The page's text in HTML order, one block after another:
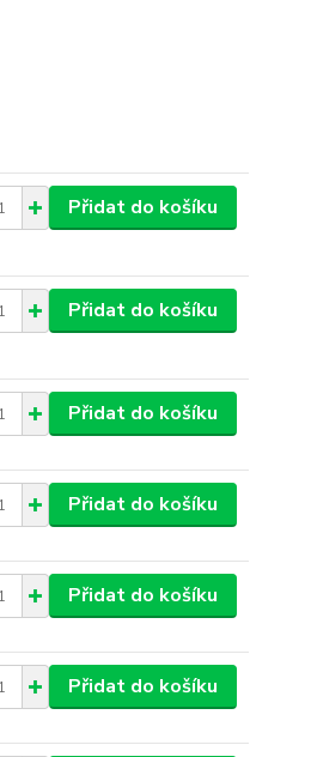
Přidat do košíku
Přidat do košíku
Přidat do košíku
Přidat do košíku
Přidat do košíku
Přidat do košíku